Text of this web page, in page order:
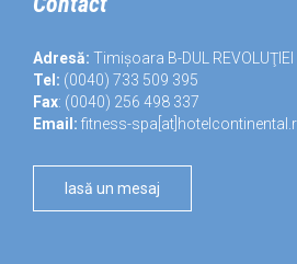
Adresă: Timișoara B-DUL
Tel: (0040) 733 509 395
Fax: (0040) 256 498 337
Email: fitness-
lasă un mesaj